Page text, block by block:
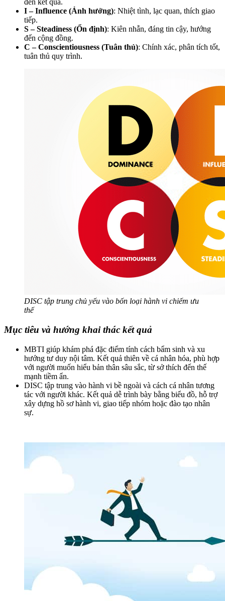
đến kết quả.
I – Influence (Ảnh hưởng): Nhiệt tình, lạc quan, thích giao
tiếp.
S – Steadiness (Ổn định): Kiên nhẫn, đáng tin cậy, hướng
đến cộng đồng.
C – Conscientiousness (Tuân thủ): Chính xác, phân tích tốt,
tuân thủ quy trình.
DISC tập trung chủ yếu vào bốn loại hành vi chiếm ưu
thế
Mục tiêu và hướng khai thác kết quả
MBTI giúp khám phá đặc điểm tính cách bẩm sinh và xu
hướng tư duy nội tâm. Kết quả thiên về cá nhân hóa, phù hợp
với người muốn hiểu bản thân sâu sắc, từ sở thích đến thế
mạnh tiềm ẩn.
DISC tập trung vào hành vi bề ngoài và cách cá nhân tương
tác với người khác. Kết quả dễ trình bày bằng biểu đồ, hỗ trợ
xây dựng hồ sơ hành vi, giao tiếp nhóm hoặc đào tạo nhân
sự.